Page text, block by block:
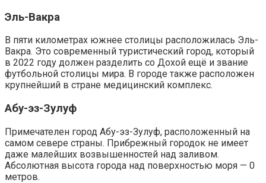
Эль-Вакра
В пяти километрах южнее столицы расположилась Эль-
Вакра. Это современный туристический город, который
в 2022 году должен разделить со Дохой ещё и звание
футбольной столицы мира. В городе также расположен
крупнейший в стране медицинский комплекс.
Абу-эз-Зулуф
Примечателен город Абу-эз-Зулуф, расположенный на
самом севере страны. Прибрежный городок не имеет
даже малейших возвышенностей над заливом.
Абсолютная высота города над поверхностью моря — 0
метров.